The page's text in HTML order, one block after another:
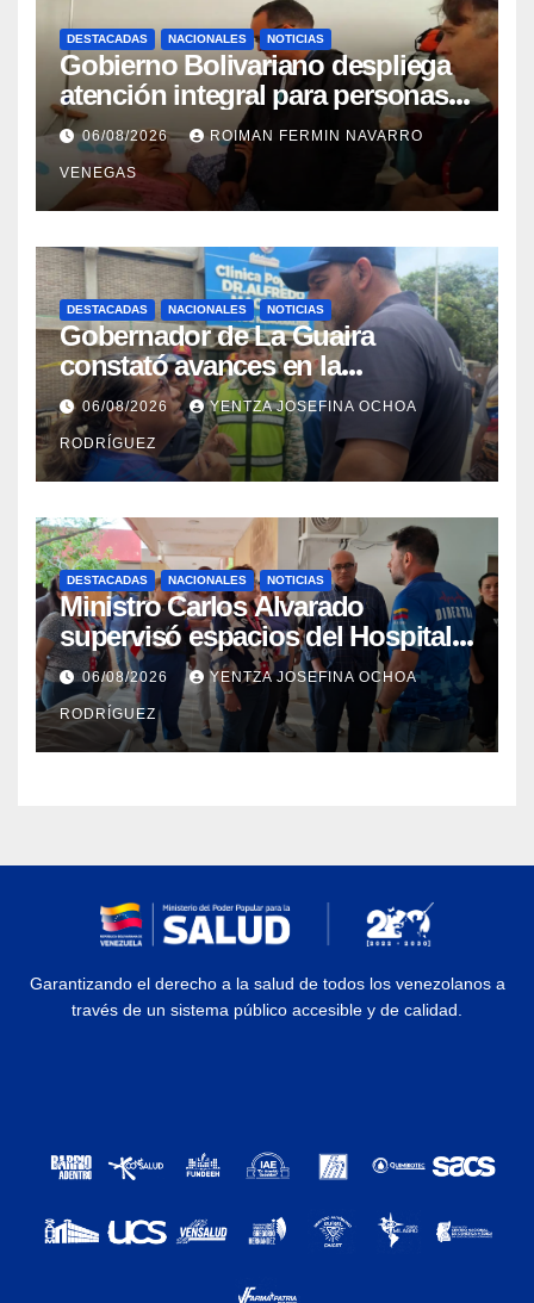
DESTACADAS NACIONALES NOTICIAS
Gobierno Bolivariano despliega
atención integral para personas
con discapacidad en
campamentos de La Guaira
06/08/2026 ROIMAN FERMIN NAVARRO
VENEGAS
DESTACADAS NACIONALES NOTICIAS
Gobernador de La Guaira
constató avances en la
rehabilitación del Hospitalito de
Catia la Mar
06/08/2026 YENTZA JOSEFINA OCHOA
RODRÍGUEZ
DESTACADAS NACIONALES NOTICIAS
Ministro Carlos Alvarado
supervisó espacios del Hospital
Dermatológico Dr. Martín Vegas
en La Guaira
06/08/2026 YENTZA JOSEFINA OCHOA
RODRÍGUEZ
Garantizando el derecho a la salud de todos los venezolanos a
través de un sistema público accesible y de calidad.